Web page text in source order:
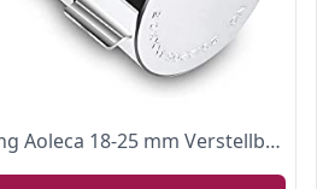
Handbrause Halterung Aoleca 18-25 mm Verstellbar Brausehalter Duschhalterung für Handbrause oder Duschkopf Für Badezimmer, 360° drehbar, ABS Grade Kunststoff, Verchromt